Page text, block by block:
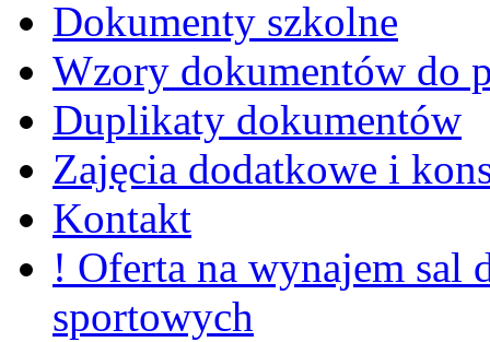
Dokumenty szkolne
Wzory dokumentów do
Duplikaty dokumentów
Zajęcia dodatkowe i
Kontakt
! Oferta na wynajem
sportowych